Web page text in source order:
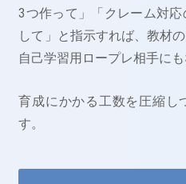
3つ作って」「クレーム対
して」と指示すれば、教材
自己学習用ロープレ相手にも
育成にかかる工数を圧縮し
す。